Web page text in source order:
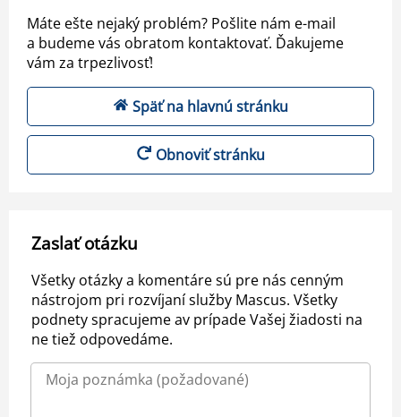
Máte ešte nejaký problém? Pošlite nám e-mail
a budeme vás obratom kontaktovať. Ďakujeme
vám za trpezlivosť!
Späť na hlavnú stránku
Obnoviť stránku
Zaslať otázku
Všetky otázky a komentáre sú pre nás cenným
nástrojom pri rozvíjaní služby Mascus. Všetky
podnety spracujeme av prípade Vašej žiadosti na
ne tiež odpovedáme.